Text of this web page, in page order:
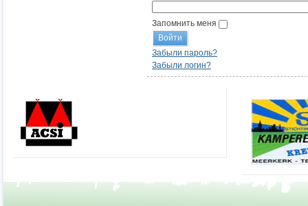
Запомнить меня
Забыли пароль?
Забыли логин?